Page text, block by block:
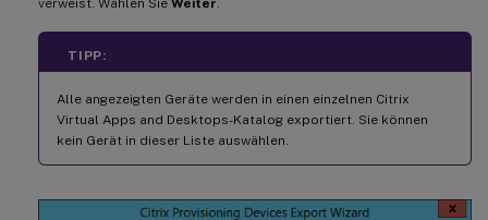
verweist. Wählen Sie Weiter.
TIPP:
Alle angezeigten Geräte werden in einen einzelnen Citrix
Virtual Apps and Desktops-Katalog exportiert. Sie können
kein Gerät in dieser Liste auswählen.